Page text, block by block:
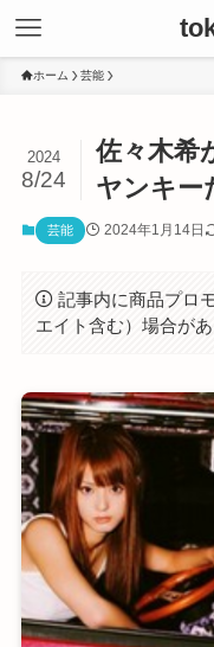
ホーム 芸能
佐々木希
ヤンキー
2024
8/24
芸能 2024年1月14日
記事内に商品プロ
エイト含む）場合があ